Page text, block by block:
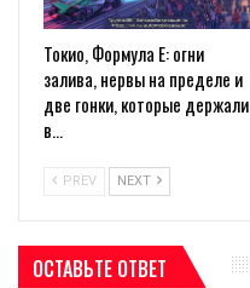
Токио, Формула E: огни
залива, нервы на пределе и
две гонки, которые держали
в…
PREV NEXT
ОСТАВЬТЕ ОТВЕТ